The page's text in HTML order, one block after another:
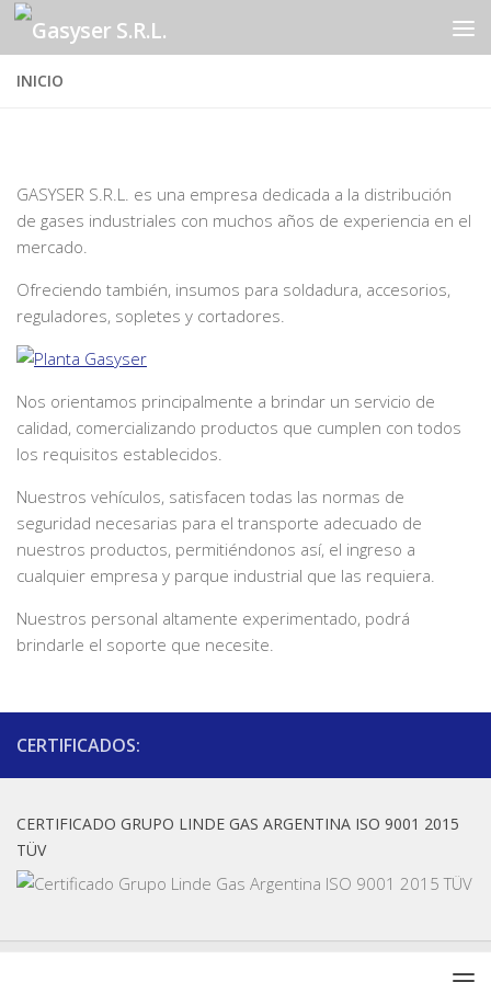
Saltar al contenido
INICIO
GASYSER S.R.L. es una empresa dedicada a la distribución
de gases industriales con muchos años de experiencia en el
mercado.
Ofreciendo también, insumos para soldadura, accesorios,
reguladores, sopletes y cortadores.
Nos orientamos principalmente a brindar un servicio de
calidad, comercializando productos que cumplen con todos
los requisitos establecidos.
Nuestros vehículos, satisfacen todas las normas de
seguridad necesarias para el transporte adecuado de
nuestros productos, permitiéndonos así, el ingreso a
cualquier empresa y parque industrial que las requiera.
Nuestros personal altamente experimentado, podrá
brindarle el soporte que necesite.
CERTIFICADOS:
CERTIFICADO GRUPO LINDE GAS ARGENTINA ISO 9001 2015
TÜV